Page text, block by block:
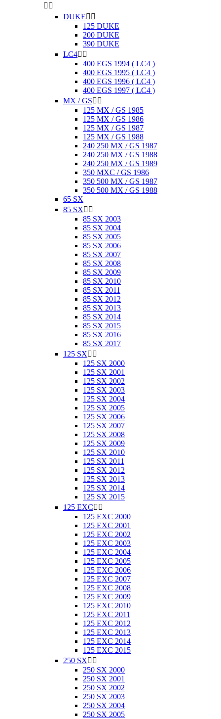
 
DUKE 
125 DUKE
200 DUKE
390 DUKE
LC4 
400 EGS 1994 ( LC4 )
400 EGS 1995 ( LC4 )
400 EGS 1996 ( LC4 )
400 EGS 1997 ( LC4 )
MX / GS 
125 MX / GS 1985
125 MX / GS 1986
125 MX / GS 1987
125 MX / GS 1988
240 250 MX / GS 1987
240 250 MX / GS 1988
240 250 MX / GS 1989
350 MXC / GS 1986
350 500 MX / GS 1987
350 500 MX / GS 1988
65 SX
85 SX 
85 SX 2003
85 SX 2004
85 SX 2005
85 SX 2006
85 SX 2007
85 SX 2008
85 SX 2009
85 SX 2010
85 SX 2011
85 SX 2012
85 SX 2013
85 SX 2014
85 SX 2015
85 SX 2016
85 SX 2017
125 SX 
125 SX 2000
125 SX 2001
125 SX 2002
125 SX 2003
125 SX 2004
125 SX 2005
125 SX 2006
125 SX 2007
125 SX 2008
125 SX 2009
125 SX 2010
125 SX 2011
125 SX 2012
125 SX 2013
125 SX 2014
125 SX 2015
125 EXC 
125 EXC 2000
125 EXC 2001
125 EXC 2002
125 EXC 2003
125 EXC 2004
125 EXC 2005
125 EXC 2006
125 EXC 2007
125 EXC 2008
125 EXC 2009
125 EXC 2010
125 EXC 2011
125 EXC 2012
125 EXC 2013
125 EXC 2014
125 EXC 2015
250 SX 
250 SX 2000
250 SX 2001
250 SX 2002
250 SX 2003
250 SX 2004
250 SX 2005